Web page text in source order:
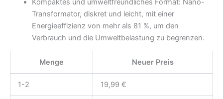
Kompaktes und umweltfreundliches Format: Nano-
Transformator, diskret und leicht, mit einer
Energieeffizienz von mehr als 81 %, um den
Verbrauch und die Umweltbelastung zu begrenzen.
Menge Neuer Preis
1-2 19,99 €